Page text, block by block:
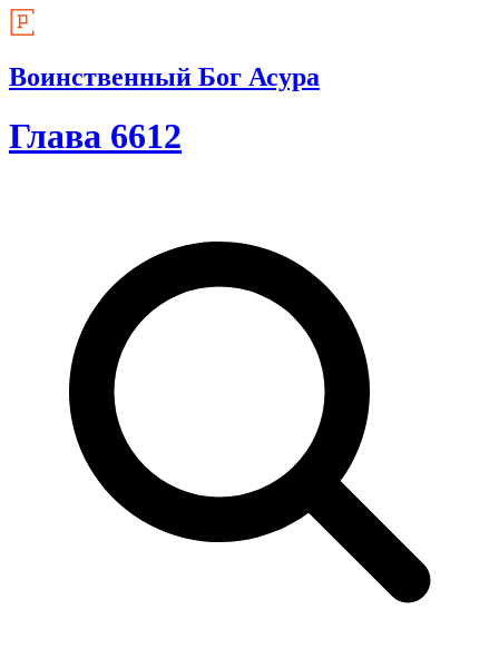
Воинственный Бог Асура
Глава 6612